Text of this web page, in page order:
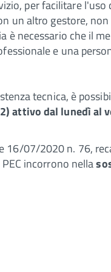
per facilitare
un altro gestore,
è necessario che il
e una
tecnica, è
attivo dal lunedì al
16/07/2020 n. 76,
incorrono nella